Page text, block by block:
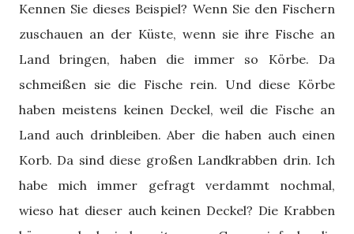
Kennen Sie dieses Beispiel? Wenn Sie den Fischern
zuschauen an der Küste, wenn sie ihre Fische an
Land bringen, haben die immer so Körbe. Da
schmeißen sie die Fische rein. Und diese Körbe
haben meistens keinen Deckel, weil die Fische an
Land auch drinbleiben. Aber die haben auch einen
Korb. Da sind diese großen Landkrabben drin. Ich
habe mich immer gefragt verdammt nochmal,
wieso hat dieser auch keinen Deckel? Die Krabben